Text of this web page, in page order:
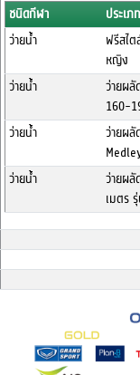
ชนิดกีฬา
ประเ
ว่ายน้ำ
ฟรีสไ
หญิง
ว่ายน้ำ
ว่ายผ
160-
ว่ายน้ำ
ว่ายผ
ว่ายน้ำ
ว่ายผ
เมตร